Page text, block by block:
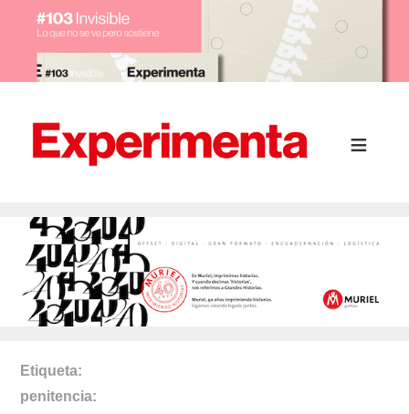
Etiqueta
penitencia